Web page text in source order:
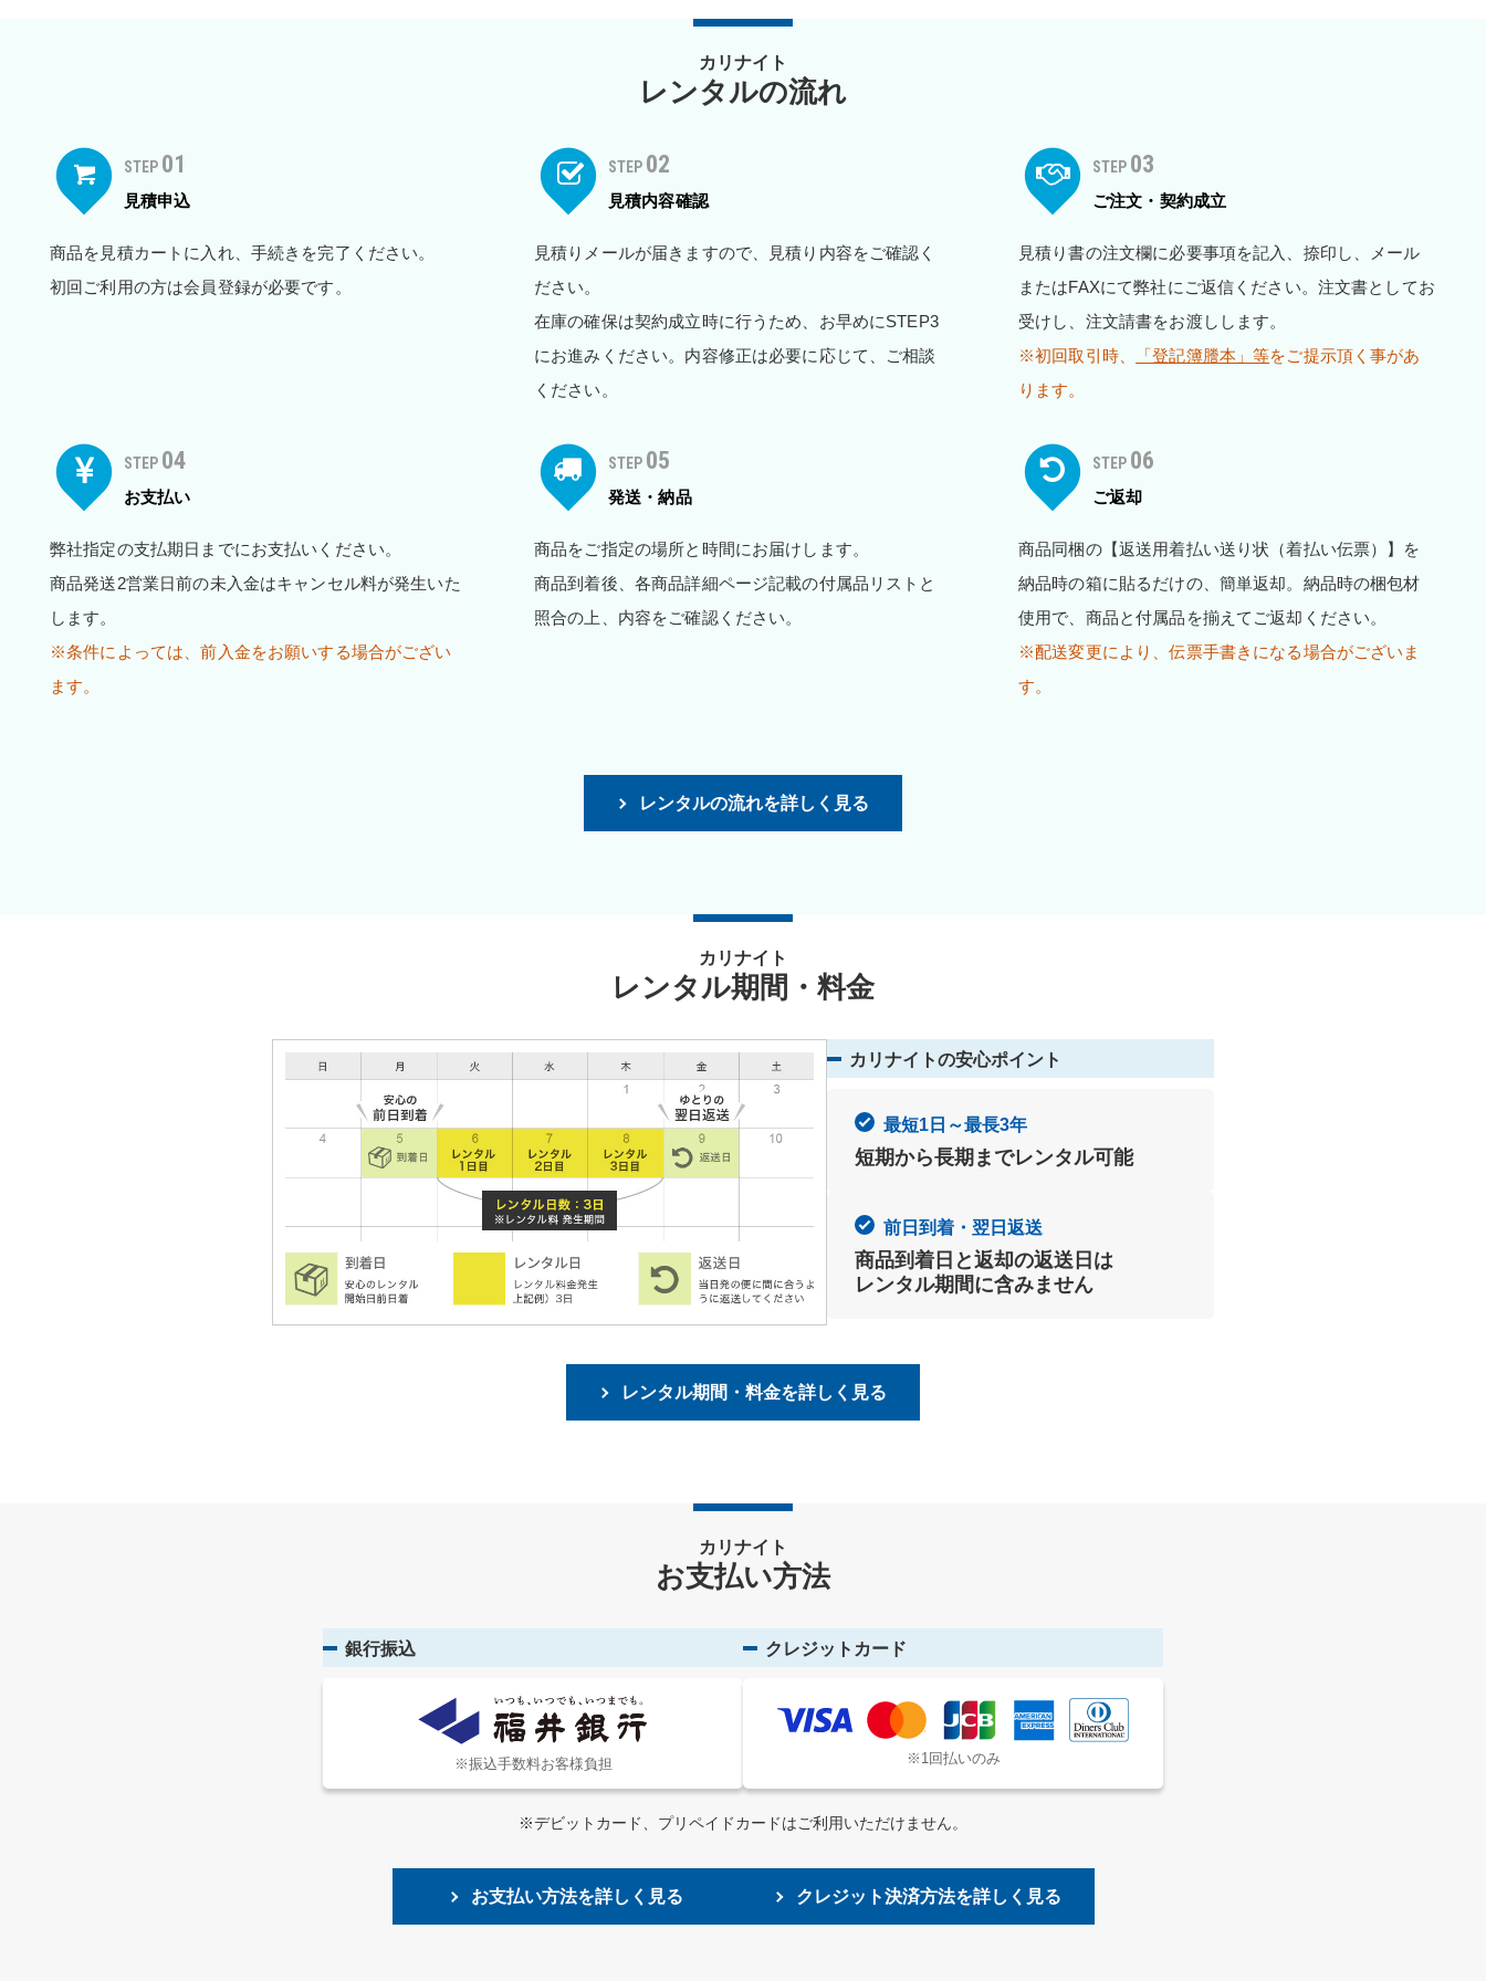
カリナイト
レンタルの流れ
STEP 01
見積申込
商品を見積カートに入れ、手続きを完了ください。
初回ご利用の方は会員登録が必要です。
STEP 02
見積内容確認
見積りメールが届きますので、見積り内容をご確認く
ださい。
在庫の確保は契約成立時に行うため、お早めにSTEP3
にお進みください。内容修正は必要に応じて、ご相談
ください。
STEP 03
ご注文・契約成立
見積り書の注文欄に必要事項を記入、捺印し、メール
またはFAXにて弊社にご返信ください。注文書としてお
受けし、注文請書をお渡しします。
※初回取引時、
「登記簿謄本」等をご提示頂く事があ
ります。
STEP 04
お支払い
弊社指定の支払期日までにお支払いください。
商品発送2営業日前の未入金はキャンセル料が発生いた
します。
※条件によっては、前入金をお願いする場合がござい
ます。
STEP 05
発送・納品
商品をご指定の場所と時間にお届けします。
商品到着後、各商品詳細ページ記載の付属品リストと
照合の上、内容をご確認ください。
STEP 06
ご返却
商品同梱の【返送用着払い送り状（着払い伝票）】を
納品時の箱に貼るだけの、簡単返却。納品時の梱包材
使用で、商品と付属品を揃えてご返却ください。
※配送変更により、伝票手書きになる場合がございま
す。
レンタルの流れを詳しく見る
カリナイト
レンタル期間・料金
カリナイトの安心ポイント
最短1日～最長3年
短期から長期までレンタル可能
前日到着・翌日返送
商品到着日と返却の返送日は
レンタル期間に含みません
レンタル期間・料金を詳しく見る
カリナイト
お支払い方法
銀行振込
※振込手数料お客様負担
クレジットカード
※1回払いのみ
※デビットカード、プリペイドカードはご利用いただけません。
お支払い方法を詳しく見る クレジット決済方法を詳しく見る